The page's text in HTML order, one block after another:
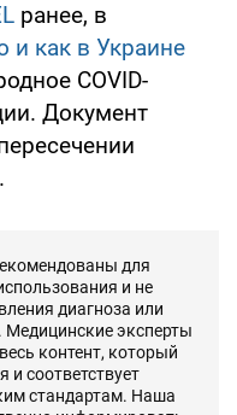
ранее, в
и как в Украине
COVID-
Документ
для
и не
диагноза или
Медицинские эксперты
контент, который
соответствует
стандартам. Наша